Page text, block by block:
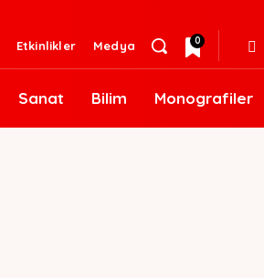
Etkinlikler Medya 0
Sanat Bilim Monografiler